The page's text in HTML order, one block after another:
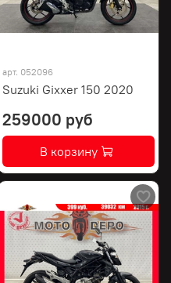
арт. 052096
Suzuki Gixxer 150 2020
259000 руб
В корзину